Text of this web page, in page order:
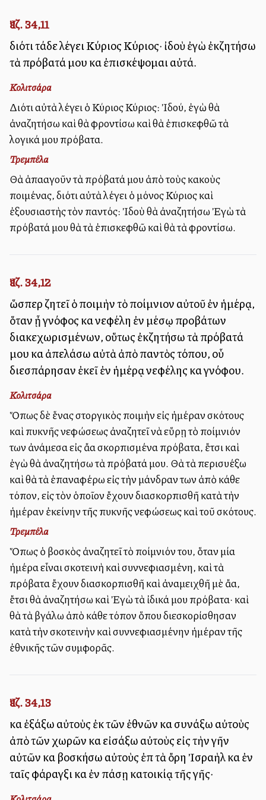
Ἰεζ. 34,11
διότι τάδε λέγει Κύριος Κύριος· ἰδοὺ ἐγὼ ἐκζητήσω
τὰ πρόβατά μου καὶ ἐπισκέψομαι αὐτά.
Κολιτσάρα
Διότι αὐτὰ λέγει ὁ Κύριος Κύριος: Ἰδού, ἐγὼ θὰ
ἀναζητήσω καὶ θὰ φροντίσω καὶ θὰ ἐπισκεφθῶ τὰ
λογικά μου πρόβατα.
Τρεμπέλα
Θὰ ἁπαλλαγοῦν τὰ πρόβατά μου ἀπὸ τοὺς κακοὺς
ποιμένας, διότι αὐτὰ λέγει ὁ μόνος Κύριος καὶ
ἐξουσιαστὴς τὸν παντός: Ἰδοὺ θὰ ἀναζητήσω Ἐγὼ τὰ
πρόβατά μου θὰ τὰ ἐπισκεφθῶ καὶ θὰ τὰ φροντίσω.
Ἰεζ. 34,12
ὥσπερ ζητεῖ ὁ ποιμὴν τὸ ποίμνιον αὐτοῦ ἐν ἡμέρᾳ,
ὅταν ᾖ γνόφος καὶ νεφέλη ἐν μέσῳ προβάτων
διακεχωρισμένων, οὕτως ἐκζητήσω τὰ πρόβατά
μου καὶ ἀπελάσω αὐτὰ ἀπὸ παντὸς τόπου, οὗ
διεσπάρησαν ἐκεῖ ἐν ἡμέρᾳ νεφέλης καὶ γνόφου.
Κολιτσάρα
Ὅπως δὲ ἕνας στοργικὸς ποιμὴν εἰς ἡμέραν σκότους
καὶ πυκνῆς νεφώσεως ἀναζητεῖ νὰ εὕρῃ τὸ ποίμνιόν
των ἀνάμεσα εἰς ἄλλα σκορπισμένα πρόβατα, ἔτσι καὶ
ἐγὼ θὰ ἀναζητήσω τὰ πρόβατά μου. Θὰ τὰ περισυλλέξω
καὶ θὰ τὰ ἐπαναφέρω εἰς τὴν μάνδραν των ἀπὸ κάθε
τόπον, εἰς τὸν ὁποῖον ἔχουν διασκορπισθῆ κατὰ τὴν
ἡμέραν ἐκείνην τῆς πυκνῆς νεφώσεως καὶ τοῦ σκότους.
Τρεμπέλα
Ὅπως ὁ βοσκὸς ἀναζητεῖ τὸ ποίμνιόν του, ὅταν μία
ἡμέρα εἶναι σκοτεινὴ καὶ συννεφιασμένη, καὶ τὰ
πρόβατα ἔχουν διασκορπισθῆ καὶ ἀναμειχθῆ μὲ ἄλλα,
ἔτσι θὰ ἀναζητήσω καὶ Ἐγὼ τὰ ἰδικά μου πρόβατα· καὶ
θὰ τὰ βγάλω ἀπὸ κάθε τόπον ὅπου διεσκορίσθησαν
κατὰ τὴν σκοτεινὴν καὶ συννεφιασμένην ἡμέραν τῆς
ἐθνικῆς τῶν συμφορᾶς.
Ἰεζ. 34,13
καὶ ἐξάξω αὐτοὺς ἐκ τῶν ἐθνῶν καὶ συνάξω αὐτοὺς
ἀπὸ τῶν χωρῶν καὶ εἰσάξω αὐτοὺς εἰς τὴν γῆν
αὐτῶν καὶ βοσκήσω αὐτοὺς ἐπὶ τὰ ὄρη Ἰσραὴλ καὶ ἐν
ταῖς φάραγξι καὶ ἐν πάσῃ κατοικίᾳ τῆς γῆς·